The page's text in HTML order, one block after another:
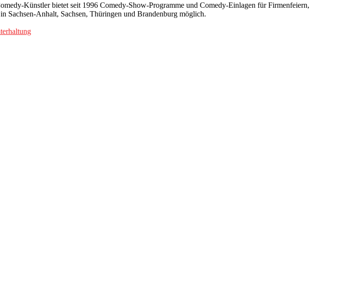
Künstler bietet seit 1996 Comedy-Show-Programme und Comedy-Einlagen für Firmenfeiern,
Sachsen-Anhalt, Sachsen, Thüringen und Brandenburg möglich.